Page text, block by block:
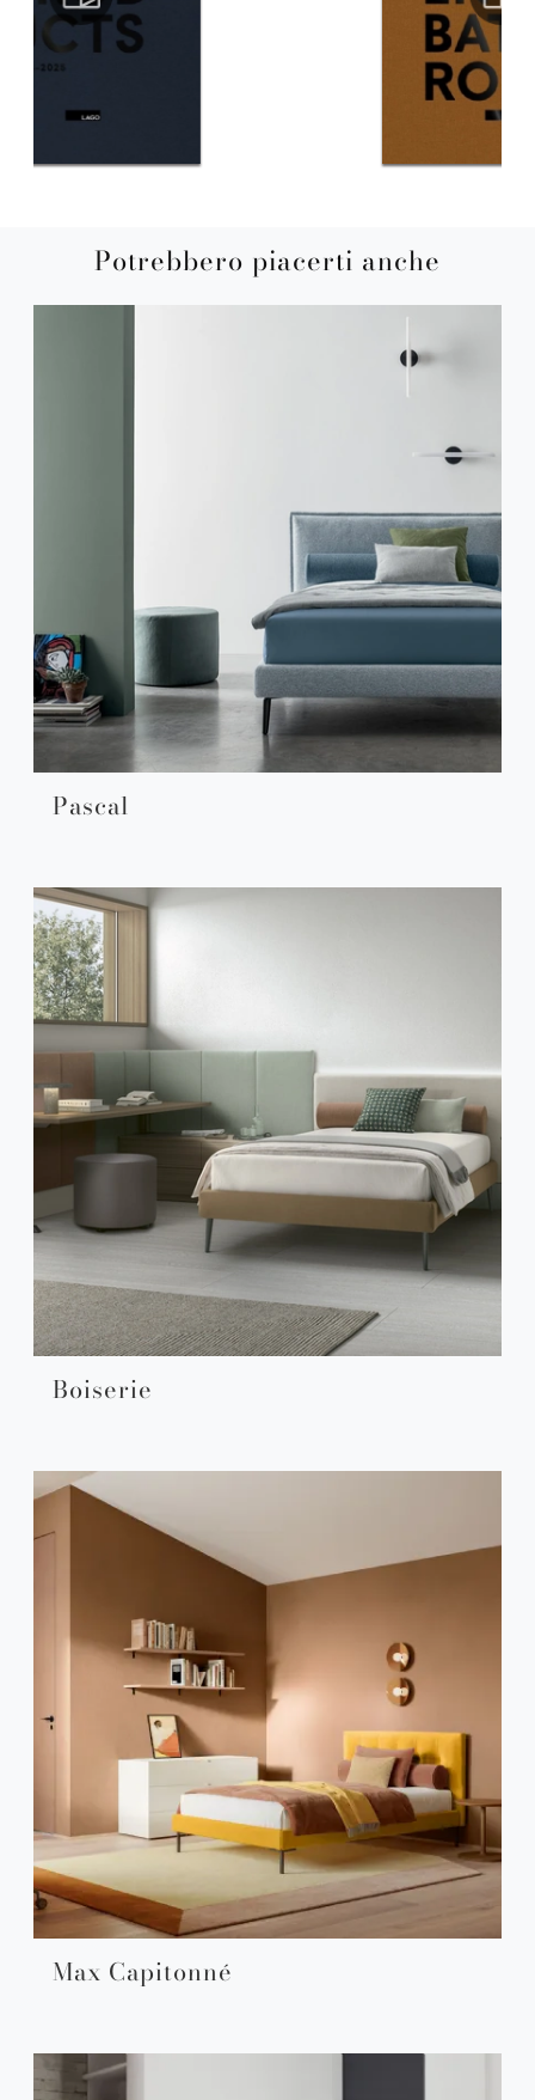
Potrebbero piacerti anche
Pascal
Boiserie
Max Capitonné